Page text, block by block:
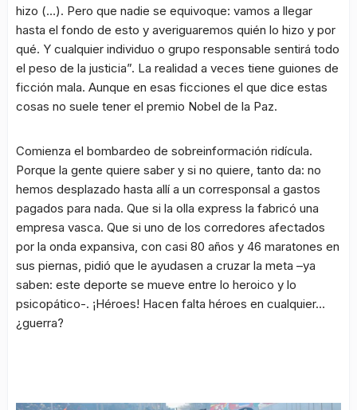
hizo (…). Pero que nadie se equivoque: vamos a llegar
hasta el fondo de esto y averiguaremos quién lo hizo y por
qué. Y cualquier individuo o grupo responsable sentirá todo
el peso de la justicia”. La realidad a veces tiene guiones de
ficción mala. Aunque en esas ficciones el que dice estas
cosas no suele tener el premio Nobel de la Paz.
Comienza el bombardeo de sobreinformación ridícula.
Porque la gente quiere saber y si no quiere, tanto da: no
hemos desplazado hasta allí a un corresponsal a gastos
pagados para nada. Que si la olla express la fabricó una
empresa vasca. Que si uno de los corredores afectados
por la onda expansiva, con casi 80 años y 46 maratones en
sus piernas, pidió que le ayudasen a cruzar la meta –ya
saben: este deporte se mueve entre lo heroico y lo
psicopático-. ¡Héroes! Hacen falta héroes en cualquier…
¿guerra?